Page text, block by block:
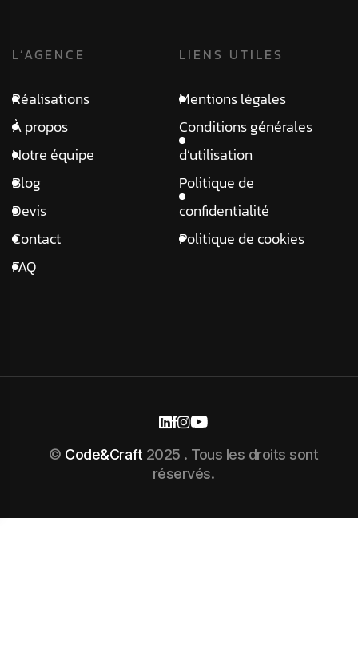
L’AGENCE
Réalisations
À propos
Notre équipe
Blog
Devis
Contact
FAQ
LIENS UTILES
Mentions légales
Conditions générales
d’utilisation
Politique de
confidentialité
Politique de cookies
© Code&Craft 2025 . Tous les droits sont
réservés.